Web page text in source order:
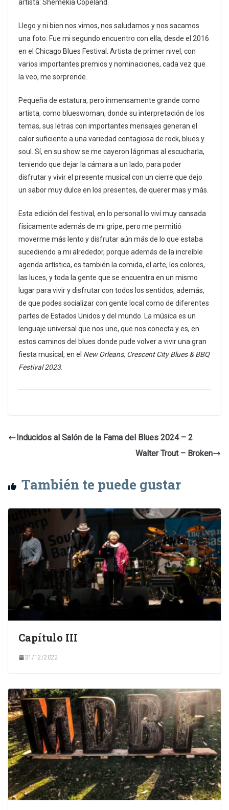
artista: Shemekia Copeland.
Llego y ni bien nos vimos, nos saludamos y nos sacamos
una foto. Fue mi segundo encuentro con ella, desde el 2016
en el Chicago Blues Festival. Artista de primer nivel, con
varios importantes premios y nominaciones, cada vez que
la veo, me sorprende.
Pequeña de estatura, pero inmensamente grande como
artista, como blueswoman, donde su interpretación de los
temas, sus letras con importantes mensajes generan el
calor suficiente a una variedad contagiosa de rock, blues y
soul. Sí, en su show se me cayeron lágrimas al escucharla,
teniendo que dejar la cámara a un lado, para poder
disfrutar y vivir el presente musical con un cierre que dejo
un sabor muy dulce en los presentes, de querer mas y más.
Esta edición del festival, en lo personal lo viví muy cansada
físicamente además de mi gripe, pero me permitió
moverme más lento y disfrutar aún más de lo que estaba
sucediendo a mi alrededor, porque además de la increíble
agenda artística, es también la comida, el arte, los colores,
las luces, y toda la gente que se encuentra en un mismo
lugar para vivir y disfrutar con todos los sentidos, además,
de que podes socializar con gente local como de diferentes
partes de Estados Unidos y del mundo. La música es un
lenguaje universal que nos une, que nos conecta y es, en
estos caminos del blues donde pude volver a vivir una gran
fiesta musical, en el New Orleans, Crescent City Blues & BBQ
Festival 2023.
Inducidos al Salón de la Fama del Blues 2024 – 2
Walter Trout – Broken
También te puede gustar
Capítulo III
31/12/2022